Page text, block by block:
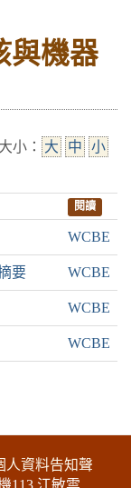
與機器
小： 大 中 小
閱讀
WCBE
要 WCBE
WCBE
WCBE
人資料告知聲
113 江敏雲